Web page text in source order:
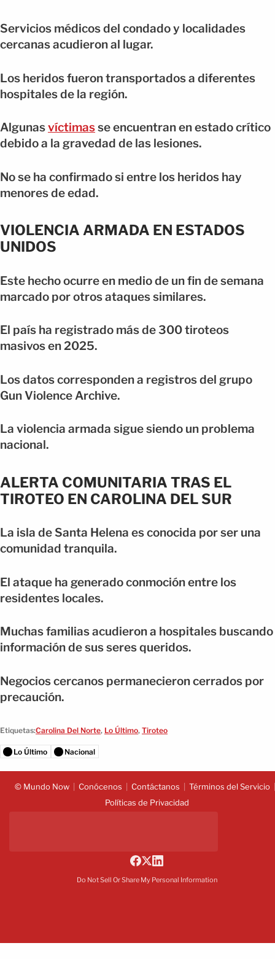
Servicios médicos del condado y localidades
cercanas acudieron al lugar.
Los heridos fueron transportados a diferentes
hospitales de la región.
Algunasvíctimasse encuentran en estado crítico
debido a la gravedad de las lesiones.
No se ha confirmado si entre los heridos hay
menores de edad.
VIOLENCIA ARMADA EN ESTADOS
UNIDOS
Este hecho ocurre en medio de un fin de semana
marcado por otros ataques similares.
El país ha registrado más de 300 tiroteos
masivos en 2025.
Los datos corresponden a registros del grupo
Gun Violence Archive.
La violencia armada sigue siendo un problema
nacional.
ALERTA COMUNITARIA TRAS EL
TIROTEO EN CAROLINA DEL SUR
La isla de Santa Helena es conocida por ser una
comunidad tranquila.
El ataque ha generado conmoción entre los
residentes locales.
Muchas familias acudieron a hospitales buscando
información de sus seres queridos.
Negocios cercanos permanecieron cerrados por
precaución.
Etiquetas:Carolina Del Norte, Lo Último, Tiroteo
Lo Último Nacional
© Mundo Now Conócenos Contáctanos
Términos del Servicio
Políticas de Privacidad
Do Not Sell Or Share My Personal Information